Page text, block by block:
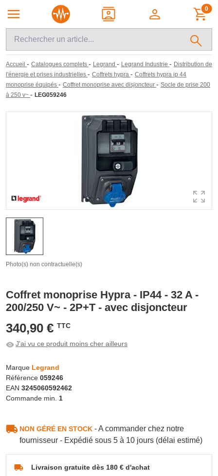
0
Accueil - Catalogues complets - Legrand - Legrand Industrie - Distribution de
l'énergie et prises industrielles - Coffrets hypra - Coffrets hypra ip 44
monoprise équipés - Coffret monoprise avec disjoncteur - Socle de prise 200
à 250 v~ - LEG059246
Photo(s) non contractuelle(s)
Coffret monoprise Hypra - IP44 - 32 A -
200/250 V~ - 2P+T - avec disjoncteur
340,90 € TTC
J'ai vu ce produit moins cher ailleurs
Marque Legrand
Référence 059246
EAN 3245060592462
Commande min. 1
NON GÉRÉ EN STOCK- A commander chez notre
fournisseur - Expédié sous 5 à 10 jours (délai estimé)
Livraison gratuite dès 180 € d'achat